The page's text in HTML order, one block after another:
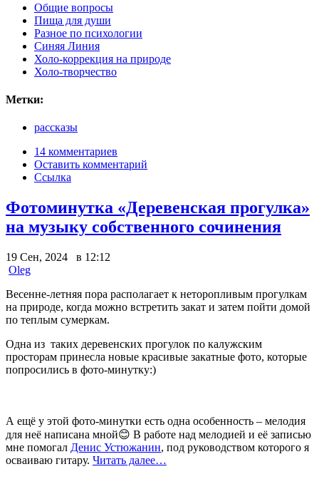
Общие вопросы
Пища для души
Разное по психологии
Синяя Линия
Холо-коррекция на природе
Холо-творчество
Метки:
рассказы
14 комментариев
Оставить комментарий
Ссылка
Фотоминутка «Деревенская прогулка»
на музыку собственного сочинения
19 Сен, 2024 в 12:12
Oleg
Весенне-летняя пора располагает к неторопливым прогулкам
на природе, когда можно встретить закат и затем пойти домой
по теплым сумеркам.
Одна из таких деревенских прогулок по калужским
просторам принесла новые красивые закатные фото, которые
попросились в фото-минутку:)
А ещё у этой фото-минутки есть одна особенность – мелодия
для неё написана мной😊 В работе над мелодией и её записью
мне помогал Денис Устюжанин, под руководством которого я
осваиваю гитару. Читать далее…